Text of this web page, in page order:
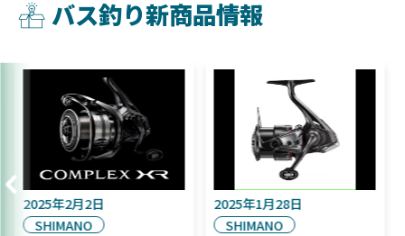
バス釣り新商品情報
2025年2月2日
SHIMANO
2025年1月28日
SHIMANO